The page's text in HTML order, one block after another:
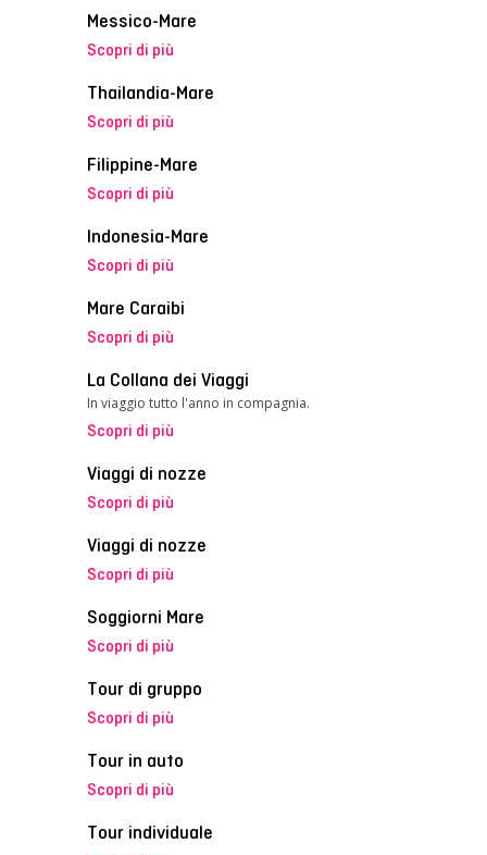
Messico-Mare
Scopri di più
Thailandia-Mare
Scopri di più
Filippine-Mare
Scopri di più
Indonesia-Mare
Scopri di più
Mare Caraibi
Scopri di più
La Collana dei Viaggi
In viaggio tutto l'anno in compagnia.
Scopri di più
Viaggi di nozze
Scopri di più
Viaggi di nozze
Scopri di più
Soggiorni Mare
Scopri di più
Tour di gruppo
Scopri di più
Tour in auto
Scopri di più
Tour individuale